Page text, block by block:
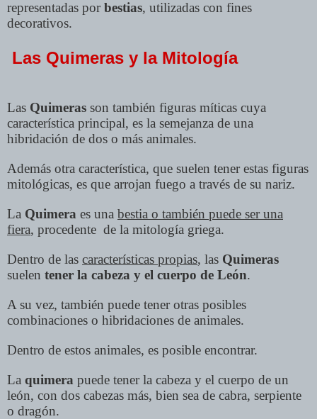
representadas porbestias, utilizadas con fines
decorativos.
Las Quimeras y la Mitología
Las Quimeras son también figuras míticas cuya
característica principal, es la semejanza de una
hibridación de dos o más animales.
Además otra característica, que suelen tener estas figuras
mitológicas, es que arrojan fuego a través de su nariz.
La Quimera es una bestia o también puede ser una
fiera, procedente de la mitología griega.
Dentro de las características propias, las Quimeras
suelen tener la cabeza y el cuerpo de León.
A su vez, también puede tener otras posibles
combinaciones o hibridaciones de animales.
Dentro de estos animales, es posible encontrar.
La quimera puede tener la cabeza y el cuerpo de un
león, con dos cabezas más, bien sea de cabra, serpiente
o dragón.